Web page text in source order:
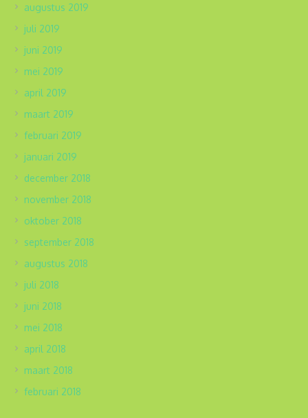
augustus 2019
juli 2019
juni 2019
mei 2019
april 2019
maart 2019
februari 2019
januari 2019
december 2018
november 2018
oktober 2018
september 2018
augustus 2018
juli 2018
juni 2018
mei 2018
april 2018
maart 2018
februari 2018